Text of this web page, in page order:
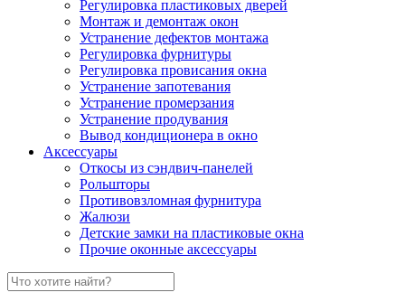
Регулировка пластиковых дверей
Монтаж и демонтаж окон
Устранение дефектов монтажа
Регулировка фурнитуры
Регулировка провисания окна
Устранение запотевания
Устранение промерзания
Устранение продувания
Вывод кондиционера в окно
Аксессуары
Откосы из сэндвич-панелей
Рольшторы
Противовзломная фурнитура
Жалюзи
Детские замки на пластиковые окна
Прочие оконные аксессуары